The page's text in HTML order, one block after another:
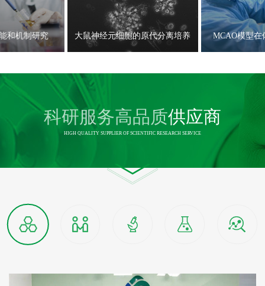
和机制研究 大鼠神经元细胞的原代分离培养 MCAO模型在
科研服务高品质供应商
HIGH QUALITY SUPPLIER OF SCIENTIFIC RESEARCH SERVICE